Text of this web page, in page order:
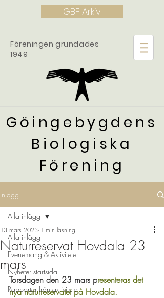
GBF Arkiv
Föreningen grundades
1949
Göingebygdens
Biologiska
Förening
Inlägg
Alla inlägg
Evenemang & Aktiviteter
Nyheter startsida
Rapporter från aktiviteter
Alla inlägg
Naturreservat Hovdala 23
mars
13 mars 2023 1 min läsning
Torsdagen den 23 mars presenteras det
nya naturreservatet på Hovdala.